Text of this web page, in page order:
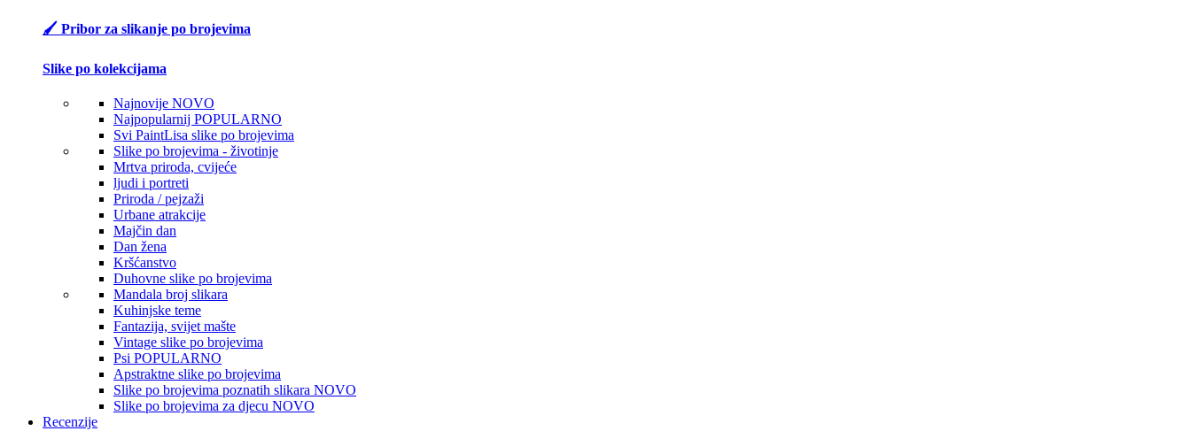
🖌️ Pribor za slikanje po brojevima
Slike po kolekcijama
Najnovije NOVO
Najpopularnij POPULARNO
Svi PaintLisa slike po brojevima
Slike po brojevima - životinje
Mrtva priroda, cvijeće
ljudi i portreti
Priroda / pejzaži
Urbane atrakcije
Majčin dan
Dan žena
Kršćanstvo
Duhovne slike po brojevima
Mandala broj slikara
Kuhinjske teme
Fantazija, svijet mašte
Vintage slike po brojevima
Psi POPULARNO
Apstraktne slike po brojevima
Slike po brojevima poznatih slikara NOVO
Slike po brojevima za djecu NOVO
Recenzije